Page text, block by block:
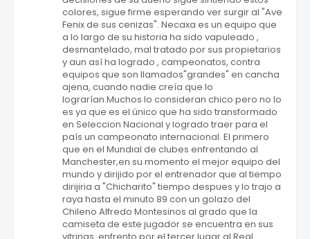
colores, sigue firme esperando ver surgir al "Ave
Fenix de sus cenizas". Necaxa es un equipo que
a lo largo de su historia ha sido vapuleado ,
desmantelado, mal tratado por sus propietarios
y aun así ha logrado , campeonatos, contra
equipos que son llamados"grandes" en cancha
ajena, cuando nadie creía que lo
lograrían.Muchos lo consideran chico pero no lo
es ya que es el único que ha sido transformado
en Seleccion Nacional y logrado traer para el
país un campeonato internacional. El primero
que en el Mundial de clubes enfrentando al
Manchester,en su momento el mejor equipo del
mundo y dirijido por el entrenador que al tiempo
dirijiria a "Chicharito" tiempo despues y lo trajo a
raya hasta el minuto 89 con un golazo del
Chileno Alfredo Montesinos al grado que la
camiseta de este jugador se encuentra en sus